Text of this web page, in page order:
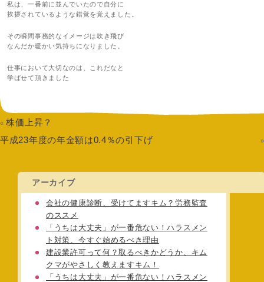
私は、一番前に並んでいたので自分に
挨拶されているような錯覚を覚えました。
その瞬間事務的なイメージは吹き飛び
なんだか暖かい気持ちになりました。
仕事において大切なのは、これだなと
学ばせて頂きました
«株価上昇？
平成23年度の年金額は0.4％の引下げ
»
アーカイブ
会社の健康診断、受けてますキム？労務監査
のススメ
「うちは大丈夫」が一番危ない！ハラスメン
ト対策、今すぐ始めるべき理由
建設業許可って何？取るべきかどうか、キム
クマがやさしく教えますキム！
「うちは大丈夫」が一番危ない！ハラスメン